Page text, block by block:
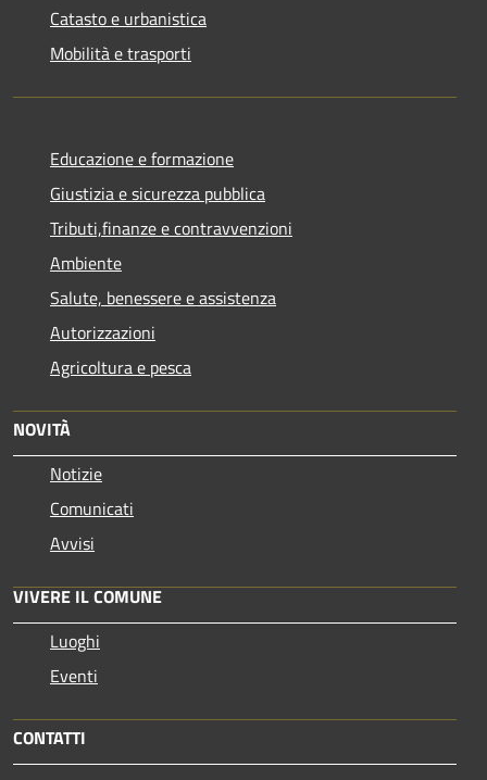
Catasto e urbanistica
Mobilità e trasporti
Educazione e formazione
Giustizia e sicurezza pubblica
Tributi,finanze e contravvenzioni
Ambiente
Salute, benessere e assistenza
Autorizzazioni
Agricoltura e pesca
NOVITÀ
Notizie
Comunicati
Avvisi
VIVERE IL COMUNE
Luoghi
Eventi
CONTATTI